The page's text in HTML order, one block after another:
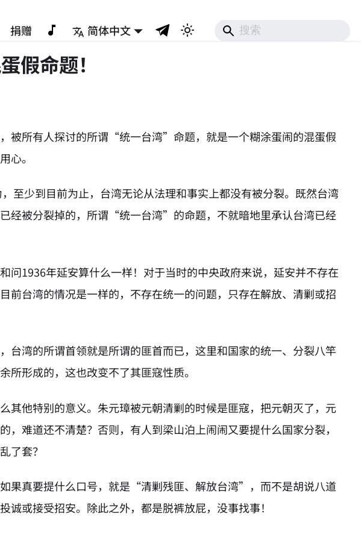
捐赠
简体中文
假命题！
被所有人探讨的所谓“统一台湾”命题，就是一个糊涂蛋闹的混蛋假
心。
至少到目前为止，台湾无论从法理和事实上都没有被分裂。既然台湾
经被分裂掉的，所谓“统一台湾”的命题，不就暗地里承认台湾已经
问1936年延安算什么一样！对于当时的中央政府来说，延安并不存在
前台湾的情况是一样的，不存在统一的问题，只存在解放、清剿或招
台湾的所谓首领就是所谓的匪首而已，这里和国家的统一、分裂八竿
所形成的，这也改变不了其匪寇性质。
其他特别的意义。朱元璋被元朝清剿的时候是匪寇，把元朝灭了，元
难道还不清楚？否则，有人到梁山泊上闹闹又要提什么国家分裂，
了套？
果真要提什么口号，就是“清剿残匪、解放台湾”，而不是胡说八道
或接受招安。除此之外，都是脱裤放屁，没事找事！